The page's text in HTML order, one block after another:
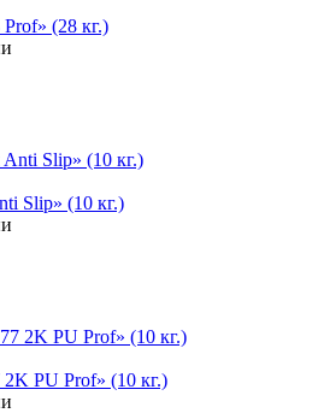
(28 кг.)
Slip» (10 кг.)
PU Prof» (10 кг.)